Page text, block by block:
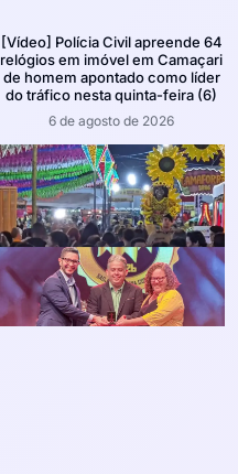
[Vídeo] Polícia Civil apreende 64
relógios em imóvel em Camaçari
de homem apontado como líder
do tráfico nesta quinta-feira (6)
6 de agosto de 2026